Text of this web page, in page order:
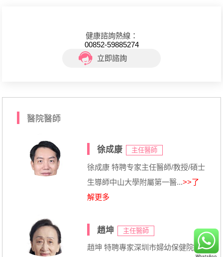
健康諮詢熱線：
00852-59885274
立即諮詢
醫院醫師
徐成康 主任醫師
徐成康 特聘专家主任醫師/教授/碩士
生導師中山大學附屬第一醫...>>了
解更多
趙坤 主任醫師
趙坤 特聘專家深圳市婦幼保健院婦